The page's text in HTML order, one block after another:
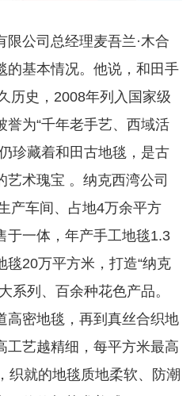
公司总经理麦吾兰·木合
的基本情况。他说，和田手
历史，2008年列入国家级
誉为“千年老手艺、西域活
珍藏着和田古地毯，是古
艺术瑰宝 。纳克西湾公司
产车间、占地4万余平方
于一体，年产手工地毯1.3
毯20万平方米，打造“纳克
系列、百余种花色产品。
高密地毯，再到真丝合织地
工艺越精细，每平方米最高
织就的地毯质地柔软、防潮